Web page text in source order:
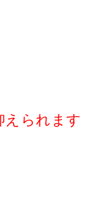
えられます